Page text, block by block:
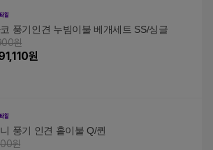
풍기인견 누빔이불 베개세트 SS/싱글
원
원
풍기 인견 홑이불 Q/퀸
원